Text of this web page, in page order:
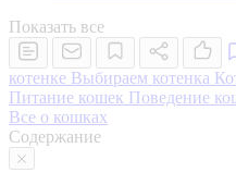
Показать все
котенке Выбираем котенка
Питание кошек Поведение
Все о кошках
Содержание